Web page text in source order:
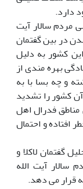
دارد.
مردم سالار آیت
در بین گفتمان
کشور به دلیل
بهره مندی از
و چه بسا با به
کشور را تشدید
فدرال اهل
و احتمال
گفتمان لاکلا و
سالار آیت الله
قرار می دهد.